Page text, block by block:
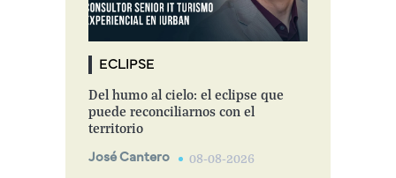
ECLIPSE
Del humo al cielo: el eclipse que
puede reconciliarnos con el
territorio
José Cantero 08-08-2026